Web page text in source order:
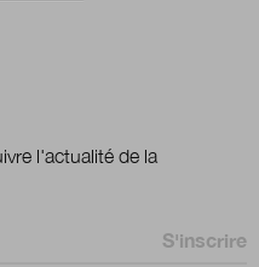
l'actualité de la